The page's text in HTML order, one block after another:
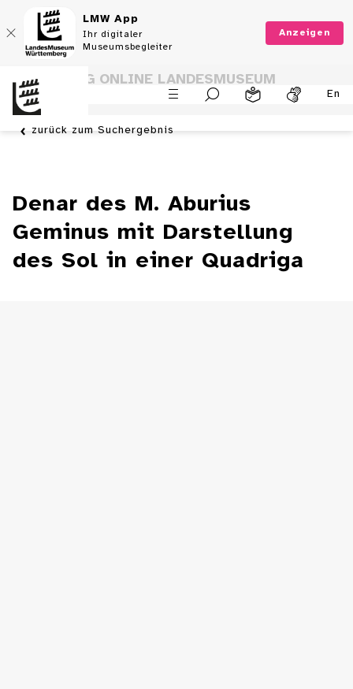
LMW App
Ihr digitaler
Museumsbegleiter
Anzeigen
En
SAMMLUNG ONLINE LANDESMUSEUM
WÜRTTEMBERG
zurück zum Suchergebnis
Denar des M. Aburius
Geminus mit Darstellung
des Sol in einer Quadriga